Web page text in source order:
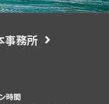
事務所
時間